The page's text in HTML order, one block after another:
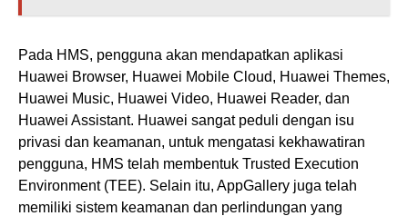
Pada HMS, pengguna akan mendapatkan aplikasi
Huawei Browser, Huawei Mobile Cloud, Huawei Themes,
Huawei Music, Huawei Video, Huawei Reader, dan
Huawei Assistant. Huawei sangat peduli dengan isu
privasi dan keamanan, untuk mengatasi kekhawatiran
pengguna, HMS telah membentuk Trusted Execution
Environment (TEE). Selain itu, AppGallery juga telah
memiliki sistem keamanan dan perlindungan yang